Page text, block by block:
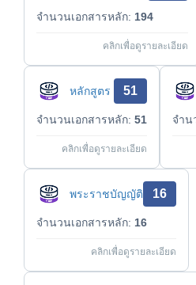
จำนวนเอกสารหลัก: 194
คลิกเพื่อดูรายละเอียด
หลักสูตร 51
จำนวนเอกสารหลัก: 51
คลิกเพื่อดูรายละเอียด
จำน
พระราชบัญญัติ 16
จำนวนเอกสารหลัก: 16
คลิกเพื่อดูรายละเอียด